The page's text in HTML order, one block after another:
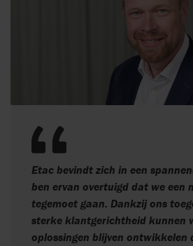
Etac bevindt zich in een
ben ervan overtuigd dat we een
tegemoet gaan. Dankzij ons
sterke klantgerichtheid kunnen
oplossingen blijven ontwikkelen